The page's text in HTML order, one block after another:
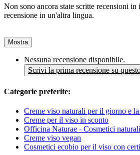
Non sono ancora state scritte recensioni in
recensione in un'altra lingua.
Mostra
Nessuna recensione disponibile.
Scrivi la prima recensione su
Categorie preferite:
Creme viso naturali per il giorno e
Creme per il viso in sconto
Officina Naturae - Cosmetici
Creme viso vegan
Cosmetici ecobio per il viso con